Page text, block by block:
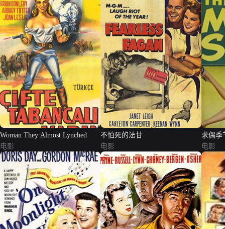
Woman They Almost Lynched
电影
不怕死的法甘
电影
求偶季
电影